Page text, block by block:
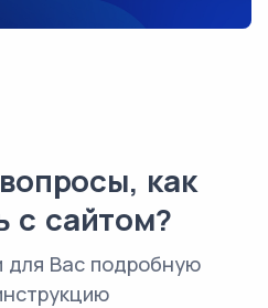
как
с сайтом?
для Вас подробную